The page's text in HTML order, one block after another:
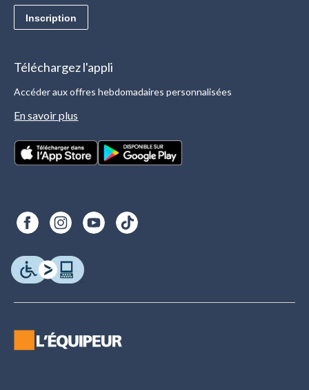
Inscription
Téléchargez l'appli
Accéder aux offres hebdomadaires personnalisées
En savoir plus